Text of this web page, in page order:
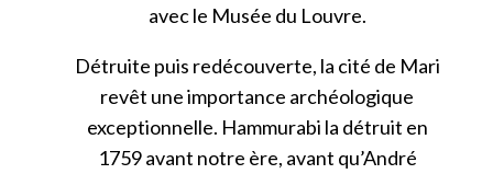
avec le Musée du Louvre.
Détruite puis redécouverte, la cité de Mari
revêt une importance archéologique
exceptionnelle. Hammurabi la détruit en
1759 avant notre ère, avant qu’André